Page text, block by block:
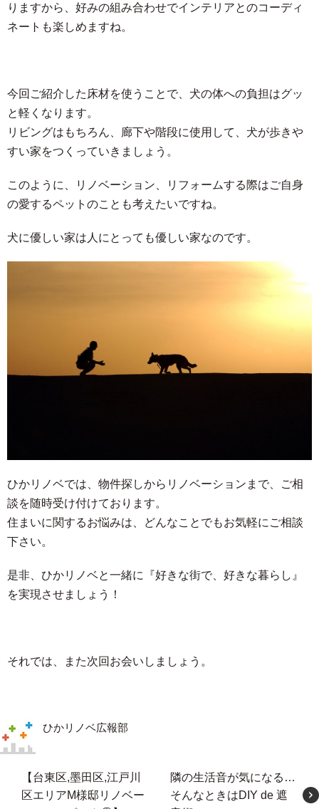
りますから、好みの組み合わせでインテリアとのコーディ
ネートも楽しめますね。
今回ご紹介した床材を使うことで、犬の体への負担はグッ
と軽くなります。
リビングはもちろん、廊下や階段に使用して、犬が歩きや
すい家をつくっていきましょう。
このように、リノベーション、リフォームする際はご自身
の愛するペットのことも考えたいですね。
犬に優しい家は人にとっても優しい家なのです。
ひかリノベでは、物件探しからリノベーションまで、ご相
談を随時受け付けております。
住まいに関するお悩みは、どんなことでもお気軽にご相談
下さい。
是非、ひかリノベと一緒に『好きな街で、好きな暮らし』
を実現させましょう！
それでは、また次回お会いしましょう。
ひかリノベ広報部
【台東区,墨田区,江戸川
区エリアM様邸リノベー
隣の生活音が気になる…
そんなときはDIY de 遮